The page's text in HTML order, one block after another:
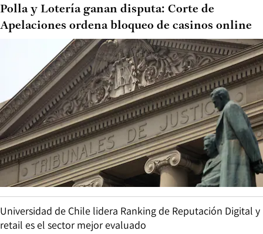
Polla y Lotería ganan disputa: Corte de
Apelaciones ordena bloqueo de casinos online
Universidad de Chile lidera Ranking de Reputación Digital y
retail es el sector mejor evaluado